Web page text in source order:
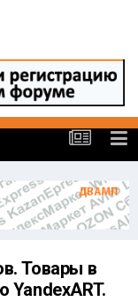
Товары в
YandexART.